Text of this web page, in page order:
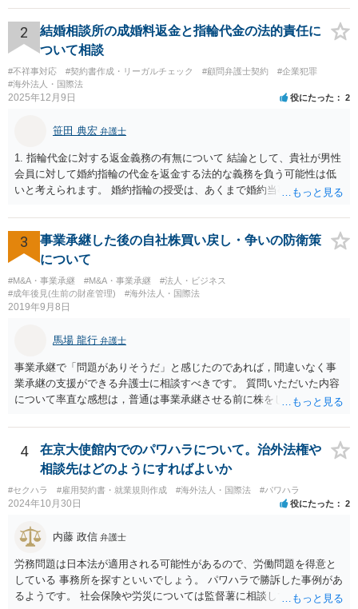
2
結婚相談所の成婚料返金と指輪代金の法的責任に
ついて相談
#不祥事対応 #契約書作成・リーガルチェック #顧問弁護士契約
#企業犯罪
#海外法人・国際法
2025年12月9日 役にたった 2
笹田 典宏 弁護士
1. 指輪代金に対する返金義務の有無について 結論として、貴社が男性
会員に対して婚約指輪の代金を返金する法的な義務を負う可能性は低
いと考えられます。 婚約指輪の授受は、あくまで婚約当事者である男
貴社は、その贈与契約の当事者ではありません。したがって、仮に女
性が返金義務を負う場合であっても、貴社が返金義務を負う法的根拠
は見当たりません。 また、国際結婚の仲介契約に関する裁判例では、
会員の個人的な理由による破談で追加的に発生した費用は会員自身が
負担すべきであり、仲介業者に責任がない限り、成婚料の支払いを拒
絶することはできないと判断されています。この裁判例は、仲介業者
を示唆しており、本件でも同様に、指輪の返還が貴社の責任範囲外の
問題であると主張する上で参考になります。 2. 今後の対応について
相手方代理人に対し、内容証明郵便などで書面にて貴社の見解を明確
に伝えることが重要です。その書面には、以下の内容を盛り込むこと
が考えられます。 成婚料について: 円満な解決を優先する観点から、
には上記の裁判例のように、貴社に返金義務は無いと判断される可能
性が高いと思われます。）。 指輪代金について: 前述の通り、男性会
員と女性会員との間の個人間の贈与であり、貴社に法的な返金義務は
ないことを、法的根拠と共に冷静に主張する。 「刑事訴訟」との主張
に対して: 本件は、契約の履行や返金を巡る民事上の紛争であり、貴社
に当初から金銭を騙し取る意図（詐欺罪の構成要件である欺罔行為）
があったとは考えにくく、刑事事件として立件される可能性は極めて
低いと思われます。 3. 警察からの連絡について 警察は「民事不介
入」を原則としており、契約トラブルなどの個人間の紛争に介入する
ことはありません。しかし、事件性があるかどうかを判断するため
に、関係者から事情を聴くことがあります。その場合には誠実な事実
説明を行ってください。
3
事業承継した後の自社株買い戻し・争いの防衛策
について
#M&A・事業承継 #M&A・事業承継
#法人・ビジネス
#成年後見(生前の財産管理)
#海外法人・国際法
2019年9月8日
馬場 龍行 弁護士
事業承継で「問題がありそうだ」と感じたのであれば，間違いなく事
業承継の支援ができる弁護士に相談すべきです。 質問いただいた内容
について率直な感想は，普通は事業承継させる前に株をしっかり集め
というのは無責任というほかないでしょう。 事業承継については，相
続税や贈与税を猶予する特別法な，遺留分について株式価格を遺留分
算定基礎額から控除したり価額を相続時でなく承継時に固定したりす
ることのできる特別法が定められています。 買い取る以外の方法につ
いても，株式保有割合や状況によるので，具体的に弁護士に相談され
ることをお勧めします。
4
在京大使館内でのパワハラについて。治外法権や
相談先はどのようにすればよいか
#セクハラ #雇用契約書・就業規則作成 #海外法人・国際法 #パワハラ
2024年10月30日 役にたった 2
内藤 政信 弁護士
労務問題は日本法が適用される可能性があるので、労働問題を得意と
している 事務所を探すといいでしょう。 パワハラで勝訴した事例があ
るようです。 社会保険や労災については監督薯に相談してみるといい